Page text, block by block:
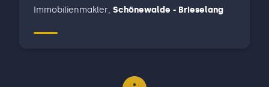
Immobilienmakler, Schönewalde - Brieselang